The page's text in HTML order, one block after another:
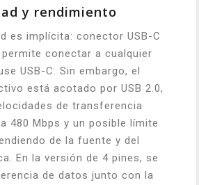
y rendimiento
es implícita: conector USB-C
conectar a cualquier
USB-C. Sin embargo, el
está acotado por USB 2.0,
de transferencia
480 Mbps y un posible límite
de la fuente y del
En la versión de 4 pines, se
de datos junto con la